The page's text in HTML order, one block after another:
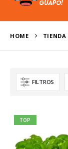
HOME TIENDA
FILTROS
TOP